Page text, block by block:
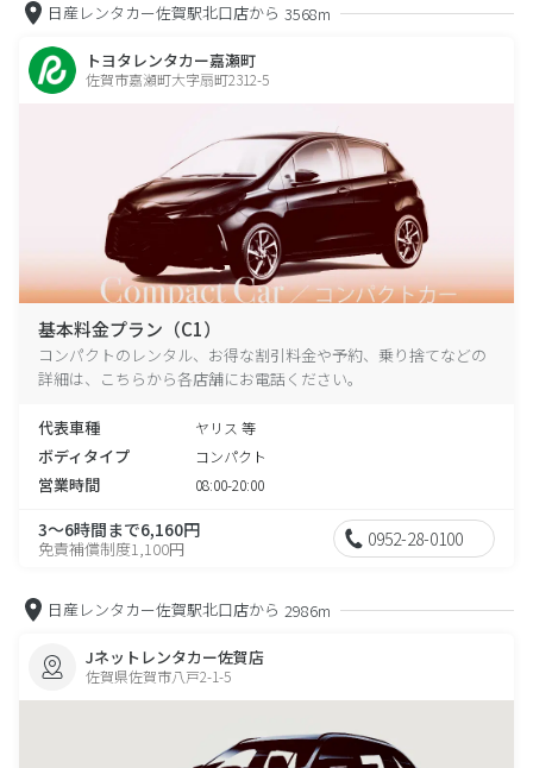
日産レンタカー佐賀駅北口店から 3568m
トヨタレンタカー嘉瀬町
佐賀市嘉瀬町大字扇町2312-5
基本料金プラン（C1）
コンパクトのレンタル、お得な割引料金や予約、乗り捨てなどの
詳細は、こちらから各店舗にお電話ください。
代表車種 ヤリス 等
ボディタイプ コンパクト
営業時間 08:00-20:00
3～6時間まで6,160円
免責補償制度1,100円 0952-28-0100
日産レンタカー佐賀駅北口店から 2986m
Jネットレンタカー佐賀店
佐賀県佐賀市八戸2-1-5